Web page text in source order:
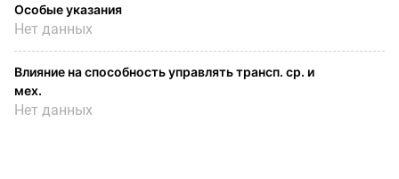
Особые указания
Нет данных
Влияние на способность управлять трансп. ср. и
мех.
Нет данных